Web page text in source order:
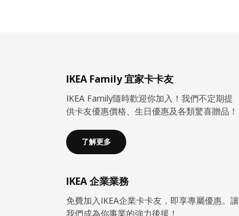
IKEA Family 宜家卡卡友
IKEA Family隨時歡迎你加入！我們不定期提
供卡友優惠價格、生日優惠及各類驚喜贈品！
了解更多
IKEA 企業業務
免費加入IKEA企業卡卡友，即享專屬優惠。讓
我們成為你事業的強力後援！